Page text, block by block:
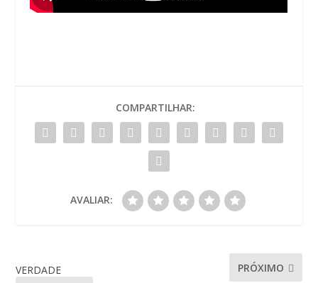
COMPARTILHAR:
AVALIAR:
VERDADE
PRÓXIMO